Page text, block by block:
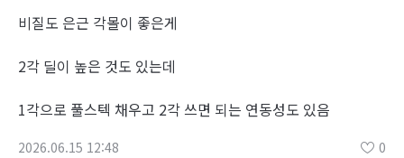
비질도 은근 각몰이 좋은게
2각 딜이 높은 것도 있는데
1각으로 풀스텍 채우고 2각 쓰면 되는 연동성도 있음
2026.06.15 12:48 0